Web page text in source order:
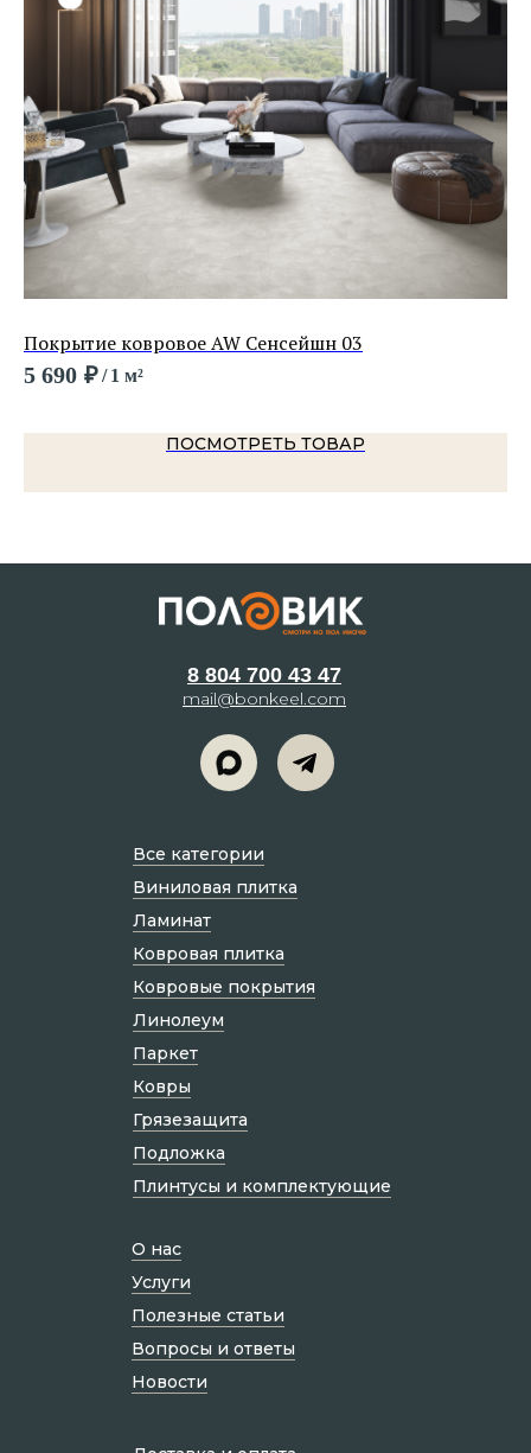
Покрытие ковровое AW Сенсейшн 03
5 690 ₽/ 1 м²
ПОСМОТРЕТЬ ТОВАР
8 804 700 43 47
mail@bonkeel.com
О нас
Услуги
Полезные статьи
Вопросы и ответы
Новости
Все категории
Виниловая плитка
Ламинат
Ковровая плитка
Ковровые покрытия
Линолеум
Паркет
Ковры
Грязезащита
Подложка
Плинтусы и комплектующие